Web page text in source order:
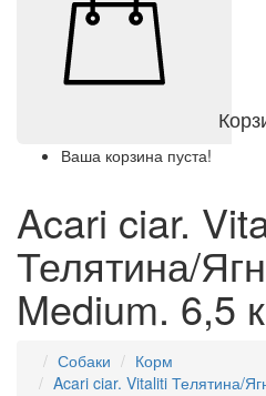
Ваша корзина пуста!
Acari ciar.
Телятина/
Medium. 6,5
Собаки
Корм
Acari ciar. Vitaliti Телятина/